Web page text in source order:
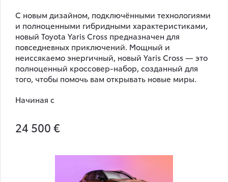
С новым дизайном, подключёнными технологиями
и полноценными гибридными характеристиками,
новый Toyota Yaris Cross предназначен для
повседневных приключений. Мощный и
неиссякаемо энергичный, новый Yaris Cross — это
полноценный кроссовер-набор, созданный для
того, чтобы помочь вам открывать новые миры.
Начиная с
24 500 €